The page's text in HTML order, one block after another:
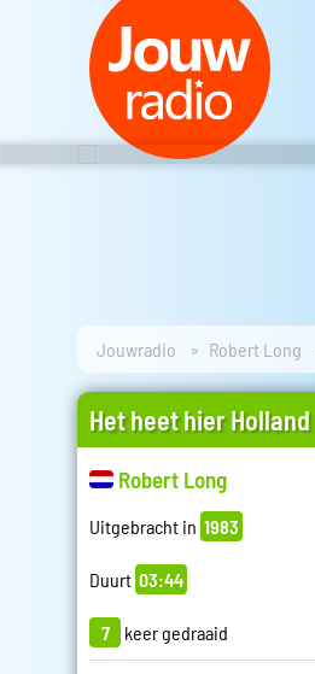
Jouwradio Robert Long
Het heet hier Holland
Robert Long
Uitgebracht in 1983
Duurt 03:44
7 keer gedraaid